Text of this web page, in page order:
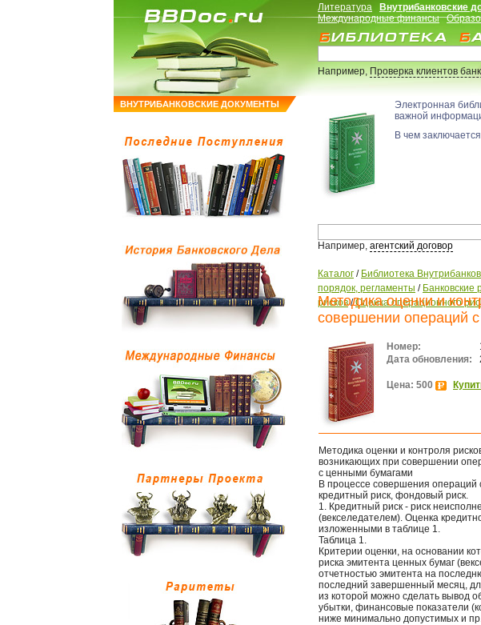
ВНУТРИБАНКОВСКИЕ ДОКУМЕНТЫ
Литература Внутрибанковские
Международные финансы
Например,Проверка клиентов
Электронная
важной
В чем
Например, агентский договор
Каталог / Библиотека
порядок, регламенты / Банковские
рисков/Оценка операционного
Методика оценки и
совершении операций
Номер:
Дата обновления:
Цена: 500
Методика оценки и контроля
возникающих при совершении
с ценными бумагами
В процессе совершения
кредитный риск, фондовый риск.
1. Кредитный риск - риск
(векселедателем). Оценка
изложенными в таблице 1.
Таблица 1.
Критерии оценки, на основании
риска эмитента ценных бумаг
отчетностью эмитента на
последний завершенный месяц,
из которой можно сделать вывод
убытки, финансовые показатели
ниже минимально допустимых и